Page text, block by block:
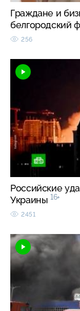
Граждане и
белгородский
256
Российские
Украины 16+
2451